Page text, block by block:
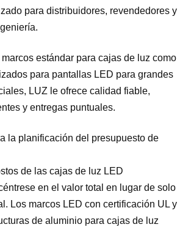
para distribuidores, revendedores y
estándar para cajas de luz como
para pantallas LED para grandes
LUZ le ofrece calidad fiable,
y entregas puntuales.
la planificación del presupuesto de
de las cajas de luz LED
en el valor total en lugar de solo
Los marcos LED con certificación UL y
de aluminio para cajas de luz